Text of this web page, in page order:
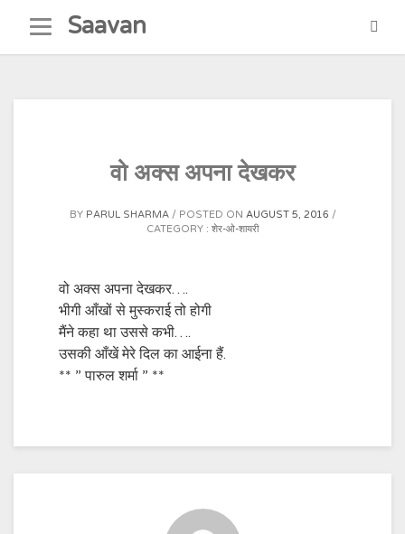
content
Saavan
वो अक्स अपना देखकर
BY PARUL SHARMA POSTED ON AUGUST 5, 2016
CATEGORY : शेर-ओ-शायरी
वो अक्स अपना देखकर….
भीगी आँखों से मुस्कराई तो होगी
मैंने कहा था उससे कभी….
उसकी आँखें मेरे दिल का आईना हैं.
** ” पारुल शर्मा ” **